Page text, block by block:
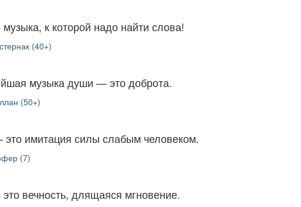
к которой надо найти слова!
(40+)
музыка души — это доброта.
(50+)
имитация силы слабым человеком.
(7)
вечность, длящаяся мгновение.